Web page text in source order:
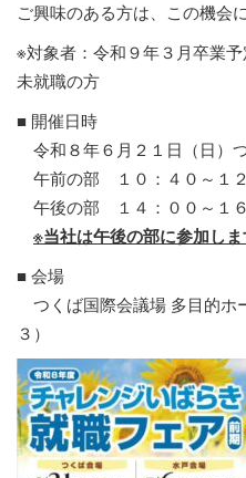
ご興味のある方は、この機会
※対象者：令和９年３月卒業
未就職の方
■ 開催日時
令和８年６月２１日（日）
午前の部 １０：４０～１
午後の部 １４：００～１
※当社は午後の部に参加し
■ 会場
つくば国際会議場 多目的ホ
３）